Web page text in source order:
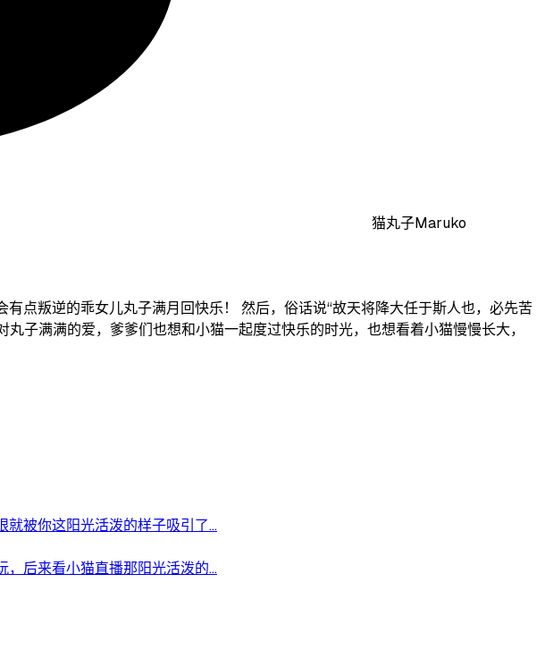
猫丸子Maruko
点叛逆的乖女儿丸子满月回快乐！ 然后，俗话说“故天将降大任于斯人也，必先苦
子满满的爱，爹爹们也想和小猫一起度过快乐的时光，也想看着小猫慢慢长大，
被你这阳光活泼的样子吸引了...
后来看小猫直播那阳光活泼的...